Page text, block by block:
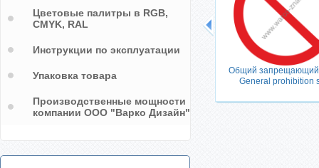
Общий запрещающий
General prohibition
Цветовые палитры в RGB,
CMYK, RAL
Инструкции по эксплуатации
Упаковка товара
Производственные мощности
компании ООО "Варко Дизайн"